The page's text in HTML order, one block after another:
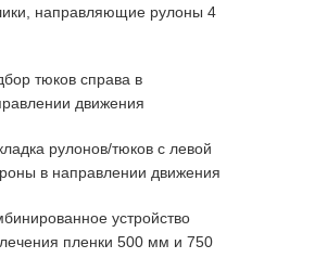
направляющие рулоны 4
тюков справа в
движения
рулонов/тюков с левой
в направлении движения
устройство
пленки 500 мм и 750